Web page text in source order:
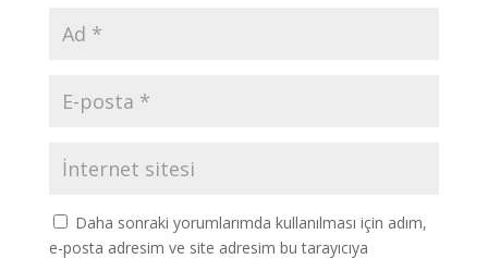
Daha sonraki yorumlarımda kullanılması için adım,
e-posta adresim ve site adresim bu tarayıcıya